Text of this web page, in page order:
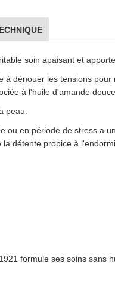
soin apaisant et
à dénouer les tensions
à l'huile d'amande
peau.
ou en période de stress a
détente propice à
formule ses soins sans